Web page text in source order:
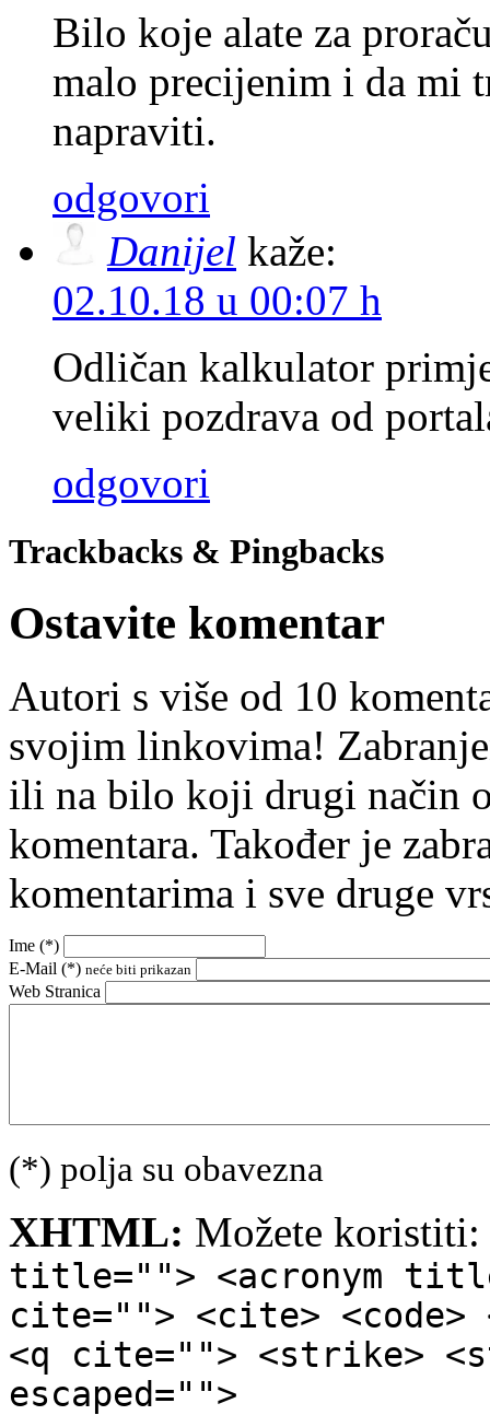
Bilo koje alate za
malo precijenim i da mi
napraviti.
odgovori
Danijel kaže:
02.10.18 u 00:07 h
Odličan kalkulator
veliki pozdrava od
odgovori
Trackbacks & Pingbacks
Ostavite komentar
Autori s više od 10
svojim linkovima!
ili na bilo koji drugi način
komentara. Također je
komentarima i sve druge
Ime (*)
E-Mail (*) neće biti prikazan
Web Stranica
(*) polja su obavezna
XHTML: Možete koristiti:
title=""> <acronym
cite=""> <cite> <code>
<q cite=""> <strike>
escaped="">